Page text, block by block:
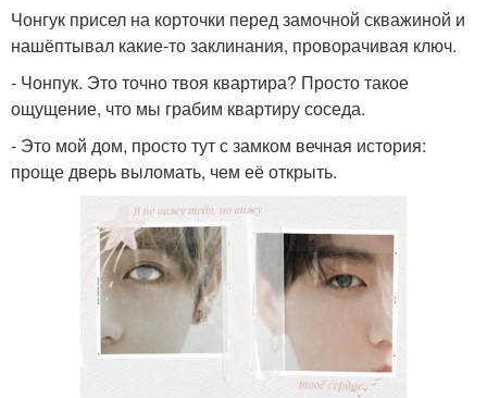
Чонгук присел на корточки перед замочной скважиной и
нашёптывал какие-то заклинания, проворачивая ключ.
- Чонпук. Это точно твоя квартира? Просто такое
ощущение, что мы грабим квартиру соседа.
- Это мой дом, просто тут с замком вечная история:
проще дверь выломать, чем её открыть.